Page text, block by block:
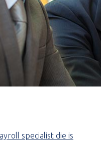
specialist die is